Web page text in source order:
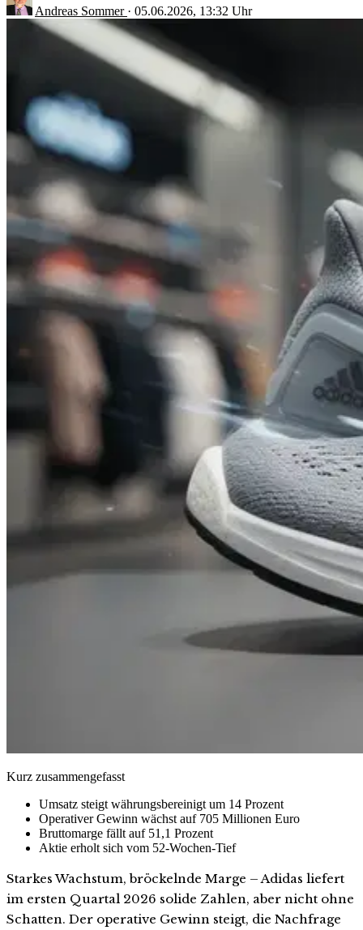
Andreas Sommer · 05.06.2026, 13:32 Uhr
Kurz zusammengefasst
Umsatz steigt währungsbereinigt um 14 Prozent
Operativer Gewinn wächst auf 705 Millionen Euro
Bruttomarge fällt auf 51,1 Prozent
Aktie erholt sich vom 52-Wochen-Tief
Starkes Wachstum, bröckelnde Marge – Adidas liefert
im ersten Quartal 2026 solide Zahlen, aber nicht ohne
Schatten. Der operative Gewinn steigt, die Nachfrage